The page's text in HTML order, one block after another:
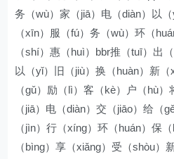
务（wù）家（jiā）电（diàn）以
（xīn）服（fú）务（wù）环（
（shí）惠（huì）bbr推（tuī）出
以（yǐ）旧（jiù）换（huàn）新
（gǔ）励（lì）客（kè）户（hù
（jiā）电（diàn）交（jiāo）给（
（jìn）行（xíng）环（huán）保
（bìng）享（xiǎng）受（shòu）